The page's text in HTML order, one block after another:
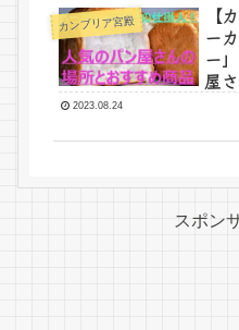
カンブリア宮殿
【
ー
ー
屋
2023.08.24
スポン